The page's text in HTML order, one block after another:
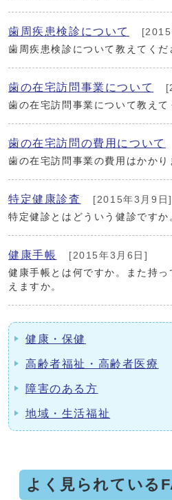
歯周疾患検診について
歯周疾患検診について教えてくだ
歯の在宅訪問事業について
歯の在宅訪問事業について教えて
歯の在宅訪問の費用について
歯の在宅訪問事業の費用はかかり
特定健康診査
[2015年3月9日]
特定健診とはどういう健診ですか
健康手帳
[2015年3月6日]
健康手帳とは何ですか。また持
えますか。
健康・保健
高齢者福祉・高齢者医療
障害のある方
地域・生活福祉
よく見られている